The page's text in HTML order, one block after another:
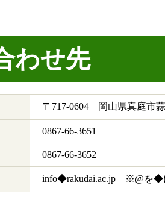
わせ先
〒717-0604 岡山県真庭市
0867-66-3651
0867-66-3652
info◆rakudai.ac.jp ※@を◆